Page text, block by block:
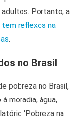
Portanto, a
tem reflexos na
.
no Brasil
pobreza no Brasil,
moradia, água,
‘Pobreza na